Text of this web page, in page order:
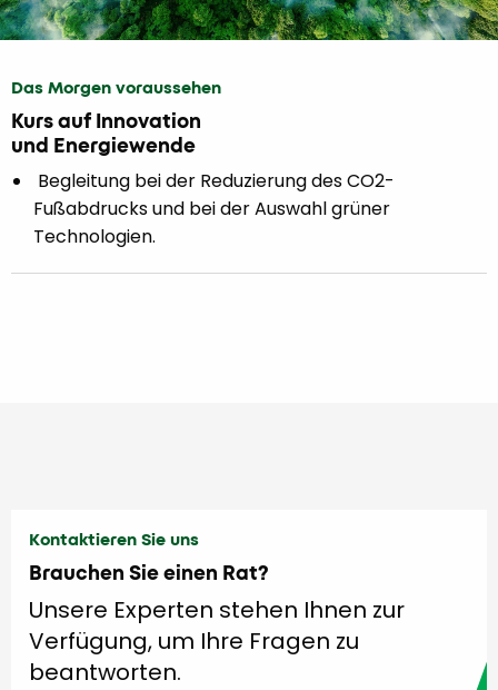
Das Morgen voraussehen
Kurs auf Innovation
und Energiewende
Begleitung bei der Reduzierung des CO2-
Fußabdrucks und bei der Auswahl grüner
Technologien.
Kontaktieren Sie uns
Brauchen Sie einen Rat?
Unsere Experten stehen Ihnen zur
Verfügung, um Ihre Fragen zu
beantworten.